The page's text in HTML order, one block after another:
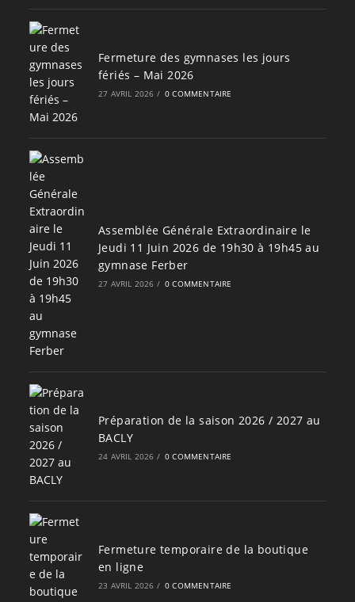
Fermeture des gymnases les jours
fériés – Mai 2026
27 AVRIL 2026 / 0 COMMENTAIRE
Assemblée Générale Extraordinaire le
Jeudi 11 Juin 2026 de 19h30 à 19h45 au
gymnase Ferber
27 AVRIL 2026 / 0 COMMENTAIRE
Préparation de la saison 2026 / 2027 au
BACLY
24 AVRIL 2026 / 0 COMMENTAIRE
Fermeture temporaire de la boutique
en ligne
23 AVRIL 2026 / 0 COMMENTAIRE